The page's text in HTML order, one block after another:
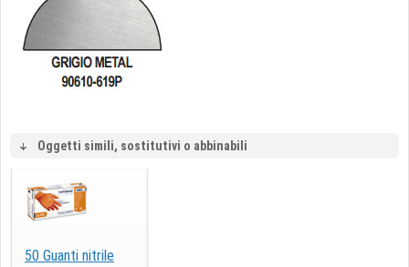
Oggetti simili, sostitutivi o abbinabili
50 Guanti nitrile